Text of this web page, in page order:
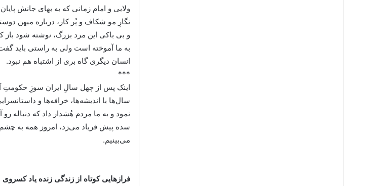
ولایی و امام زمانی که به بهای جانش
نگارِ مو شکاف و پُر کار، درباره میهن
و بی باکی این مرد بزرگ، نوشته شود
به ما آموخته است ولی به راستی باید
انسان دیگری گاه بری از اشتباه هم نبود.
***
اینک پس از چهل سالِ ایران سوزِ حکومتِ
سال‌ها با اندیشه‌ها، خرافه‌ها و
نمود و به ما مردم هُشدار داد که دنباله
سده پیش فریاد می‌زد، امروز همه به
می‌بینیم.
فرازهایی کوتاه از زندگی زنده یاد کسروی